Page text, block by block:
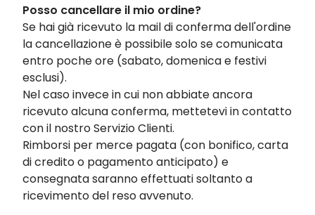
Posso cancellare il mio ordine?
Se hai già ricevuto la mail di conferma dell'ordine
la cancellazione è possibile solo se comunicata
entro poche ore (sabato, domenica e festivi
esclusi).
Nel caso invece in cui non abbiate ancora
ricevuto alcuna conferma, mettetevi in contatto
con il nostro Servizio Clienti.
Rimborsi per merce pagata (con bonifico, carta
di credito o pagamento anticipato) e
consegnata saranno effettuati soltanto a
ricevimento del reso avvenuto.